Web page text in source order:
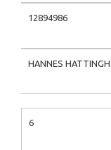
12894986
HANNES HATTINGH
6